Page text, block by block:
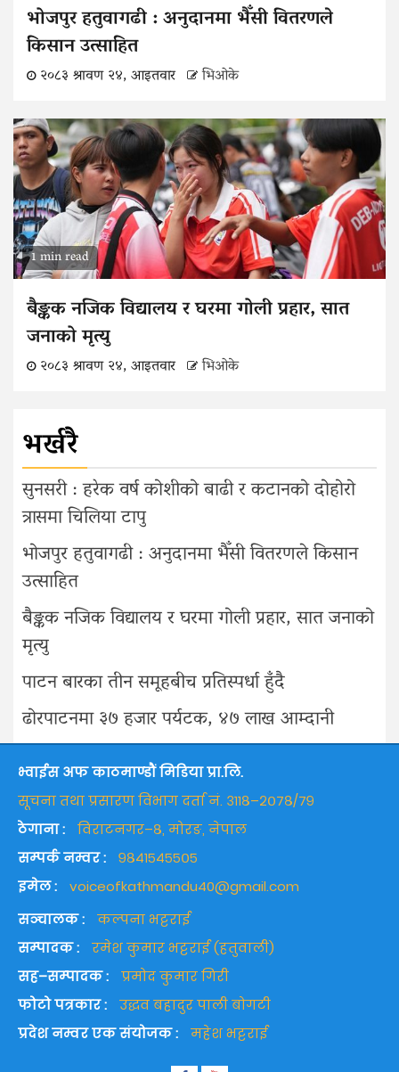
भोजपुर हतुवागढी : अनुदानमा भैँसी वितरणले
किसान उत्साहित
२०८३ श्रावण २४, आइतवार भिओके
1 min read
बैङ्कक नजिक विद्यालय र घरमा गोली प्रहार, सात
जनाको मृत्यु
२०८३ श्रावण २४, आइतवार भिओके
भर्खरै
सुनसरी : हरेक वर्ष कोशीको बाढी र कटानको दोहोरो
त्रासमा चिलिया टापु
भोजपुर हतुवागढी : अनुदानमा भैँसी वितरणले किसान
उत्साहित
बैङ्कक नजिक विद्यालय र घरमा गोली प्रहार, सात जनाको
मृत्यु
पाटन बारका तीन समूहबीच प्रतिस्पर्धा हुँदै
ढोरपाटनमा ३७ हजार पर्यटक, ४७ लाख आम्दानी
भ्वाईस अफ काठमाण्डौं मिडिया प्रा.लि.
सूचना तथा प्रसारण विभाग दर्ता नं. ३११८–२०७८/७९
ठेगाना :
विराटनगर–८, मोरङ, नेपाल
सम्पर्क नम्वर :
९८४१५४५५०५
इमेल :
voiceofkathmandu40@gmail.com
सञ्चालक :
कल्पना भट्टराई
सम्पादक :
रमेश कुमार भट्टराई (हतुवाली)
सह–सम्पादक :
प्रमोद कुमार गिरी
फोटो पत्रकार :
उद्धव बहादुर पाली बोगटी
प्रदेश नम्वर एक संयोजक :
महेश भट्टराई